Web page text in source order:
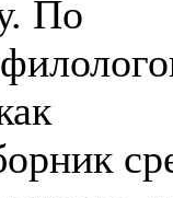
По